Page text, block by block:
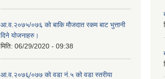
आ.व.२०७५/०७६ को बाकि मौजदात रकम बाट भुत्तानी
दिने योजनाहरु।
मिति: 06/29/2020 - 09:38
आ.व.२०७६्/०७७ को वडा नं.५ को वडा स्तरीया